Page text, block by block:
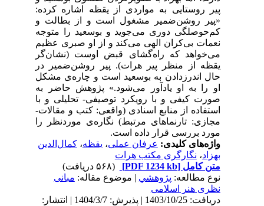
پیر روستایی به مواردی از یقظه اشاره کرده:
«پیر روشن‌ضمیر مشغول است و از بطالت و
کم‌حوصلگی دوری می‌جوید و بوسعید را متوجه
نعمات بی‌کران الهی می‌کند و از او صبری عظیم
می‌خواهد که راه‌گشای قبض اوست (نشان‌گر
یقظه از منظر پیر هرات). پیر روشن‌ضمیر در
حال اندرزدادن به بوسعید است و چاره‌ی مشکل
او را به او یادآور می‌شود.» پژوهش حاضر به
صورت کیفی و با رویکرد توصیفی- تحلیلی و با
استفاده از منابع اسنادی (واقعی: کتب و مقالات-
مجازی: تارنماهای مرتبط) نگاره‌ی موردنظر را
مورد بررسی قرار داده ‌است.
واژه‌های کلیدی:عرفان عملی،یقظه، کمال‌الدین
نگارگری مکتب هرات
متن کامل[PDF 1234 kb]
(۵۶۸ دریافت)
نوع مطالعه: پژوهشي | موضوع مقاله:مبانی
نظری هنر اسلامی
دریافت: 1403/10/25 | پذیرش: 1404/3/7 | انتشار: